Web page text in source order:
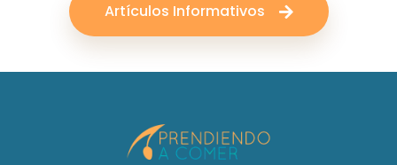
Artículos Informativos